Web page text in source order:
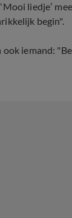
liedje’
begin".
iemand: